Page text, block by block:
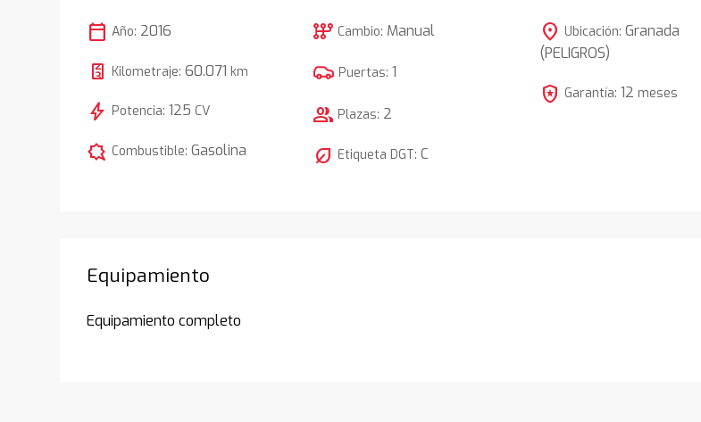
calendar_today Año: 2016
Kilometraje:60.071 km
bolt Potencia:125 CV
comic_bubble Combustible:Gasolina
auto_transmission Cambio: Manual
Puertas:1
group Plazas: 2
nest_eco_leaf Etiqueta DGT:C
location_on Ubicación: Granada
(PELIGROS)
local_police Garantía: 12 meses
Equipamiento
Equipamiento completo